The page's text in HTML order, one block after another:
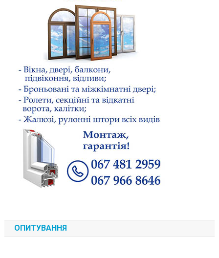
ОПИТУВАННЯ